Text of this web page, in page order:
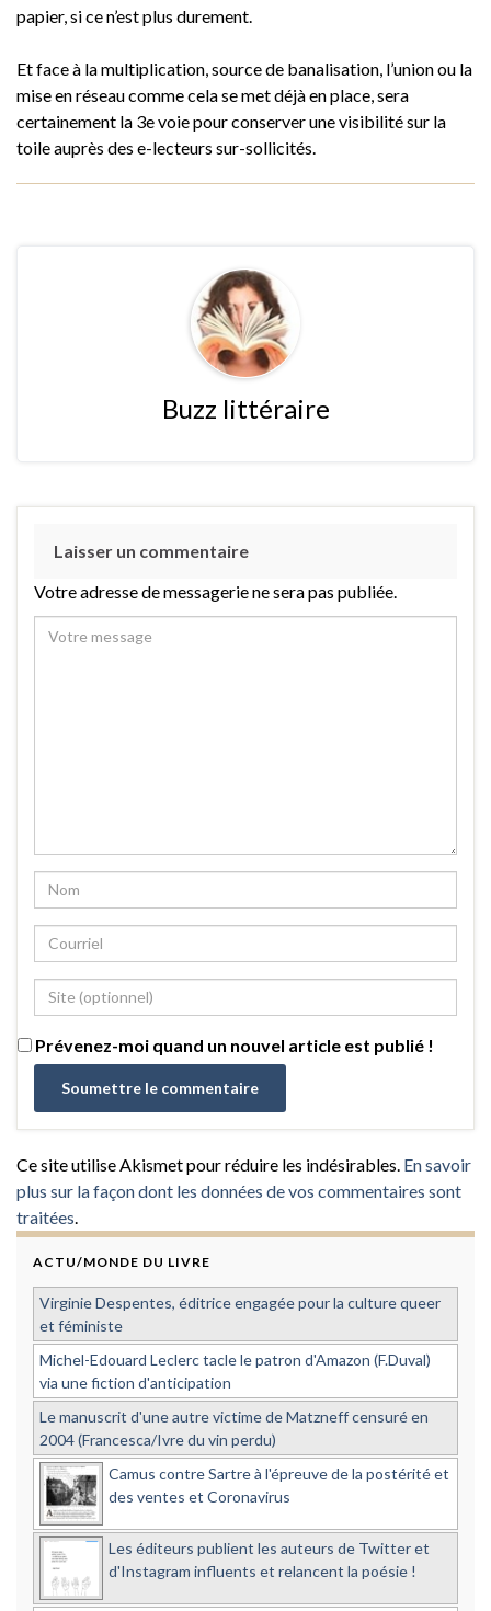
papier, si ce n’est plus durement.
Et face à la multiplication, source de banalisation, l’union ou la
mise en réseau comme cela se met déjà en place, sera
certainement la 3e voie pour conserver une visibilité sur la
toile auprès des e-lecteurs sur-sollicités.
Buzz littéraire
Laisser un commentaire
Votre adresse de messagerie ne sera pas publiée.
Prévenez-moi quand un nouvel article est publié !
Ce site utilise Akismet pour réduire les indésirables. En savoir
plus sur la façon dont les données de vos commentaires sont
traitées
ACTU/MONDE DU LIVRE
Virginie Despentes, éditrice engagée pour la culture queer
et féministe
Michel-Edouard Leclerc tacle le patron d'Amazon (F.Duval)
via une fiction d'anticipation
Le manuscrit d'une autre victime de Matzneff censuré en
2004 (Francesca/Ivre du vin perdu)
Camus contre Sartre à l'épreuve de la postérité et
des ventes et Coronavirus
Les éditeurs publient les auteurs de Twitter et
d'Instagram influents et relancent la poésie !